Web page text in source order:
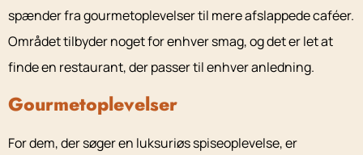
spænder fra gourmetoplevelser til mere afslappede caféer.
Området tilbyder noget for enhver smag, og det er let at
finde en restaurant, der passer til enhver anledning.
Gourmetoplevelser
For dem, der søger en luksuriøs spiseoplevelse, er